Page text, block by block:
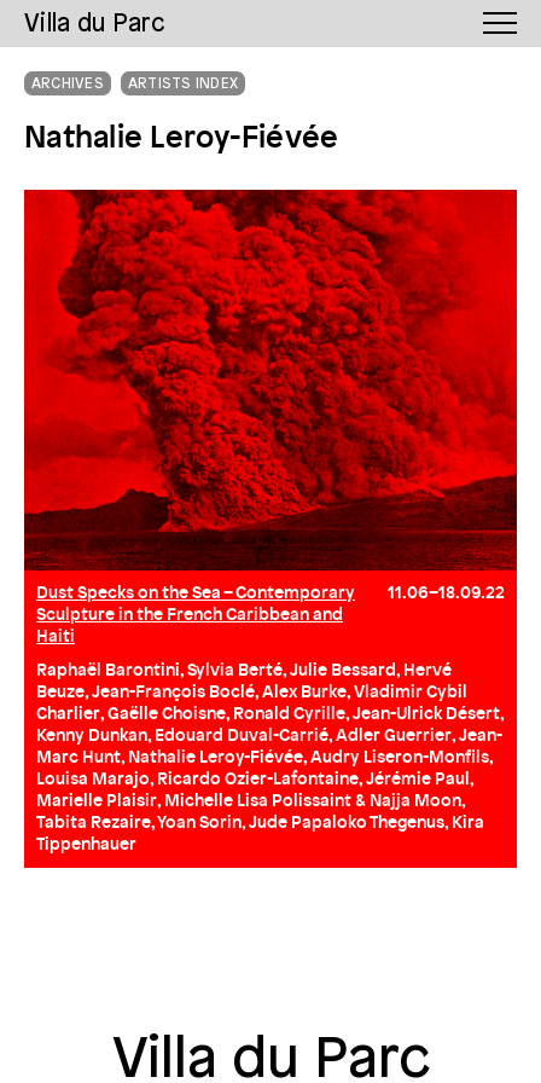
Villa du Parc
ARCHIVES ARTISTS INDEX
Nathalie Leroy-Fiévée
Dust Specks on the Sea – Contemporary
Sculpture in the French Caribbean and
Haiti
11.06–18.09.22
Raphaël Barontini, Sylvia Berté, Julie Bessard, Hervé
Beuze, Jean-François Boclé, Alex Burke, Vladimir Cybil
Charlier, Gaëlle Choisne, Ronald Cyrille, Jean-Ulrick Désert,
Kenny Dunkan, Edouard Duval-Carrié, Adler Guerrier, Jean-
Marc Hunt, Nathalie Leroy-Fiévée, Audry Liseron-Monfils,
Louisa Marajo, Ricardo Ozier-Lafontaine, Jérémie Paul,
Marielle Plaisir, Michelle Lisa Polissaint & Najja Moon,
Tabita Rezaire, Yoan Sorin, Jude Papaloko Thegenus, Kira
Tippenhauer
Villa du Parc